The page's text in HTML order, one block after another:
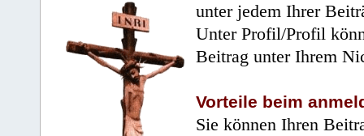
unter jedem Ihrer
Unter Profil/Profil
Beitrag unter Ihrem
Vorteile beim
Sie können Ihren